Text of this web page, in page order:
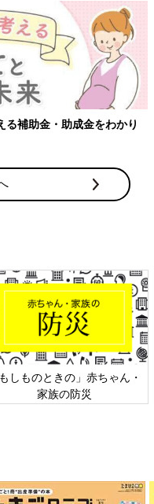
補助金・助成金をわかり
もしものときの」赤ちゃん・
家族の防災